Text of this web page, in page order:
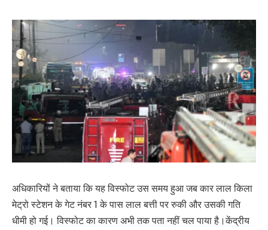
अधिकारियों ने बताया कि यह विस्फोट उस समय हुआ जब कार लाल किला
मेट्रो स्टेशन के गेट नंबर 1 के पास लाल बत्ती पर रुकी और उसकी गति
धीमी हो गई। विस्फोट का कारण अभी तक पता नहीं चल पाया है।केंद्रीय